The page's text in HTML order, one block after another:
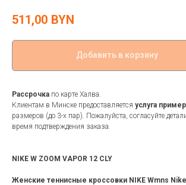
511,00 BYN
Добавить в корзину
Рассрочка по карте Халва.
Клиентам в Минске предоставляется услуга
размеров (до 3-х пар). Пожалуйста, согласуйте
время подтверждения заказа.
NIKE W ZOOM VAPOR 12 CLY
Женские теннисные кроссовки NIKE Wmns